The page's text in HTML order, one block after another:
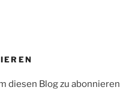
diesen Blog zu abonnieren